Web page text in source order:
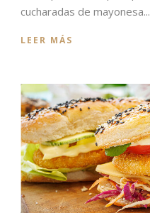
cucharadas de mayonesa...
LEER MÁS